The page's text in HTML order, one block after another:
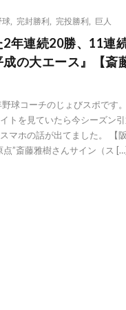
球 完封勝利 完投勝利 巨人
年連続20勝、11連
の大エース』【斎
球コーチのじょびスポです
トを見ていたら今シーズン
マホの話が出てました。 【阪
”斎藤雅樹さんサイン（ス […]